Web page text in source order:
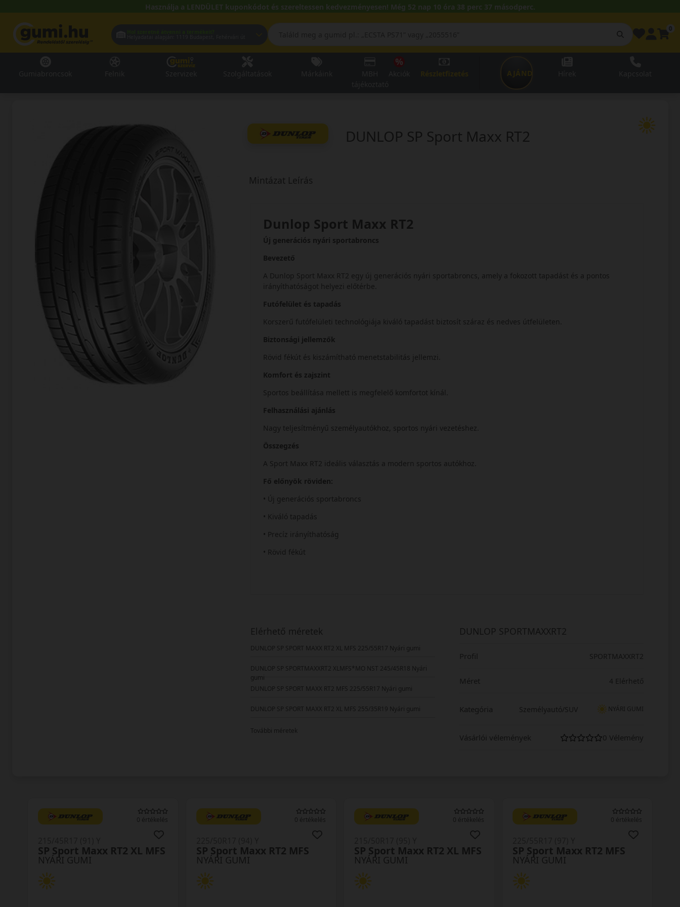
Használja a LENDÜLET kuponkódot és szereltessen kedvezményesen! Még 52 nap 10 óra 38 perc 36 másodperc.
AJÁNDÉKUTALVÁNY
DUNLOP SP Sport Maxx RT2
Mintázat Leírás
Dunlop Sport Maxx RT2
Új generációs nyári sportabroncs
Bevezető
A Dunlop Sport Maxx RT2 egy új generációs nyári sportabroncs, amely a fokozott tapadást és a pontos
irányíthatóságot helyezi előtérbe.
Futófelület és tapadás
Korszerű futófelületi technológiája kiváló tapadást biztosít száraz és nedves útfelületen.
Biztonsági jellemzők
Rövid fékút és kiszámítható menetstabilitás jellemzi.
Komfort és zajszint
Sportos beállítása mellett is megfelelő komfortot kínál.
Felhasználási ajánlás
Nagy teljesítményű személyautókhoz, sportos nyári vezetéshez.
Összegzés
A Sport Maxx RT2 ideális választás a modern sportos autókhoz.
Fő előnyök röviden:
• Új generációs sportabroncs
• Kiváló tapadás
• Precíz irányíthatóság
• Rövid fékút
Elérhető méretek
DUNLOP SP SPORT MAXX RT2 XL MFS 225/55R17 Nyári gumi
DUNLOP SP SPORTMAXXRT2 XLMFS*MO NST 245/45R18 Nyári
gumi
DUNLOP SP SPORT MAXX RT2 MFS 225/55R17 Nyári gumi
DUNLOP SP SPORT MAXX RT2 XL MFS 255/35R19 Nyári gumi
További méretek
DUNLOP SPORTMAXXRT2
Profil SPORTMAXXRT2
Méret 4 Elérhető
Kategória Személyautó/SUV NYÁRI GUMI
Vásárlói vélemények 0 Vélemény
0 értékelés
NYÁRI GUMI
SP Sport Maxx RT2 XL MFS
0 értékelés
NYÁRI GUMI
SP Sport Maxx RT2 MFS
0 értékelés
NYÁRI GUMI
SP Sport Maxx RT2 XL MFS
0 értékelés
NYÁRI GUMI
SP Sport Maxx RT2 MFS